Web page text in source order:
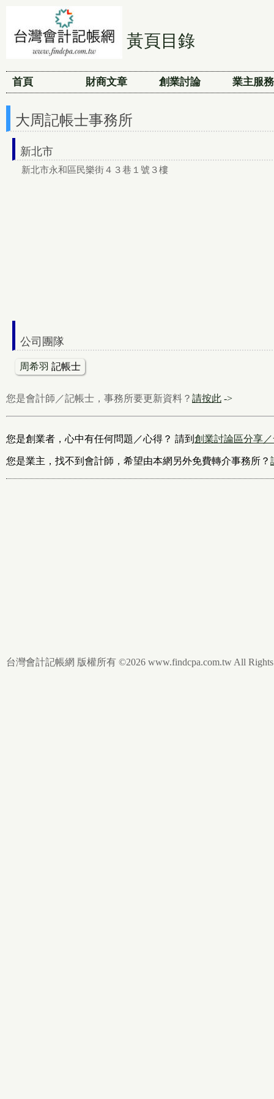
黃頁目錄
首頁 財商文章 創業討論 業主服務
大周記帳士事務所
新北市
新北市永和區民樂街４３巷１號３樓
公司團隊
周希羽 記帳士
您是會計師／記帳士，事務所要更新資料？ 請按此 ->
您是創業者，心中有任何問題／心得？ 請到 創業討論區分享
您是業主，找不到會計師，希望由本網另外免費轉介事務所？
台灣會計記帳網 版權所有 ©2026 www.findcpa.com.tw All Rights